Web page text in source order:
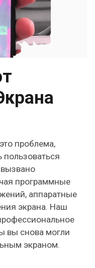
проблема,
программные
аппаратные
экрана. Наш
вы снова могли
экраном.